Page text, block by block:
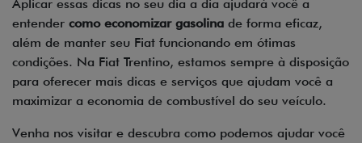
Aplicar essas dicas no seu dia a dia ajudará você a
entender como economizar gasolina de forma eficaz,
além de manter seu Fiat funcionando em ótimas
condições. Na Fiat Trentino, estamos sempre à disposição
para oferecer mais dicas e serviços que ajudam você a
maximizar a economia de combustível do seu veículo.
Venha nos visitar e descubra como podemos ajudar você